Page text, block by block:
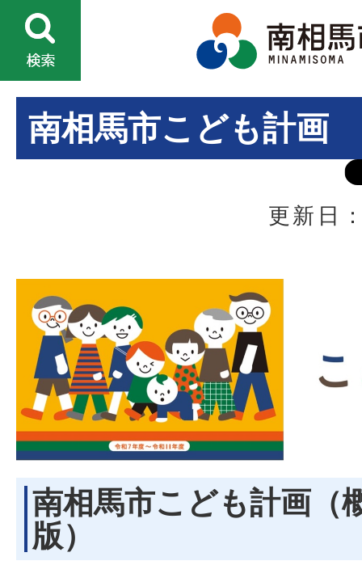
南相馬市こども計画
更新日
南相馬市こども計画（
版）